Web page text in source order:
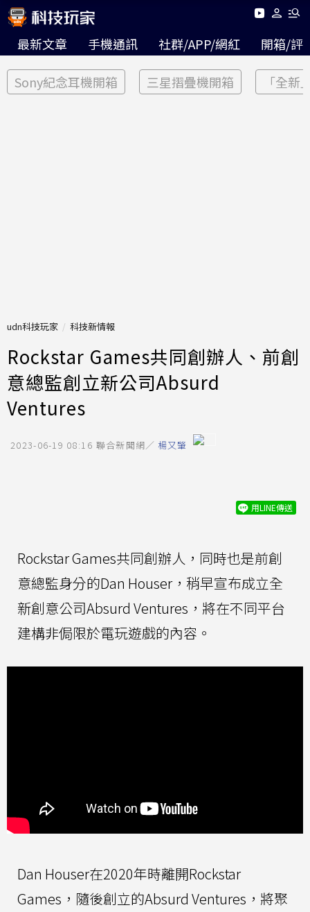
最新文章 手機通訊 社群/APP/網紅 開箱/評
Sony紀念耳機開箱 三星摺疊機開箱 「全新
udn科技玩家 科技新情報
Rockstar Games共同創辦人、前創
意總監創立新公司Absurd
Ventures
2023-06-19 08:16 聯合新聞網／ 楊又肇
用LINE傳送
Rockstar Games共同創辦人，同時也是前創
意總監身分的Dan Houser，稍早宣布成立全
新創意公司Absurd Ventures，將在不同平台
建構非侷限於電玩遊戲的內容。
Dan Houser在2020年時離開Rockstar
Games，隨後創立的Absurd Ventures，將聚